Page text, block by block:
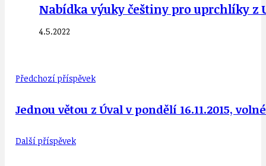
Nabídka výuky češtiny pro uprchlíky
4.5.2022
Předchozí příspěvek
Jednou větou z Úval v pondělí 16.11.2015,
Další příspěvek